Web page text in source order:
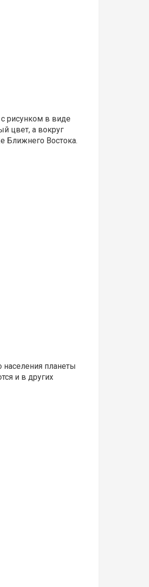
с рисунком в виде
цвет, а вокруг
Ближнего Востока.
населения планеты
и в других